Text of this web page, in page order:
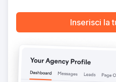
2025) iniziato a classificarsi
5. Ancora più importante, il
Vai alla
Inserisci la